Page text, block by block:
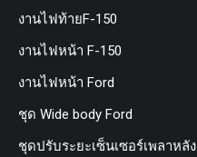
งานไฟท้ายF-150
งานไฟหน้า F-150
งานไฟหน้า Ford
ชุด Wide body Ford
ชุดปรับระยะเซ็นเซอร์เพลาหลัง